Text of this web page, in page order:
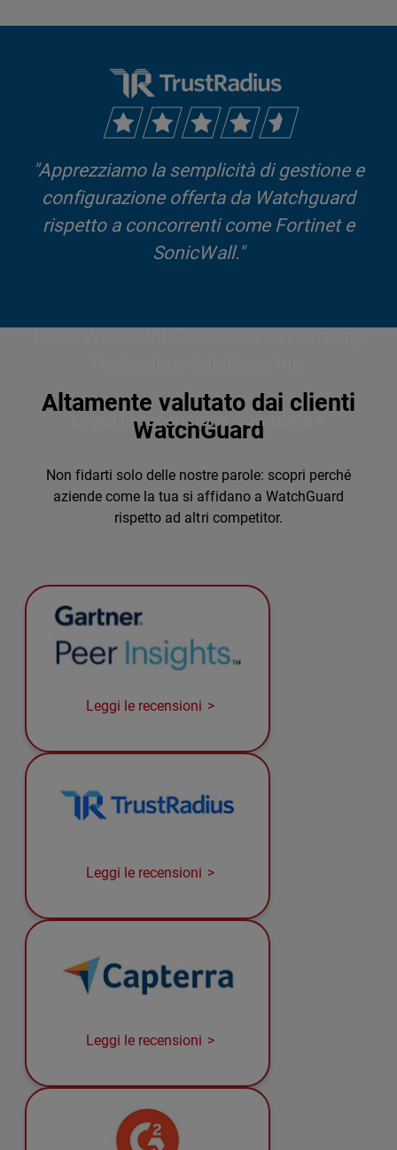
"Apprezziamo la semplicità di gestione e
configurazione offerta da Watchguard
rispetto a concorrenti come Fortinet e
SonicWall."
Leggi la recensione completa >
Altamente valutato dai clienti
WatchGuard
Non fidarti solo delle nostre parole: scopri perché
aziende come la tua si affidano a WatchGuard
rispetto ad altri competitor.
Leggi le recensioni
Leggi le recensioni
Leggi le recensioni